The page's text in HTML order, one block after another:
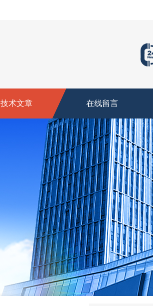
技术文章 在线留言